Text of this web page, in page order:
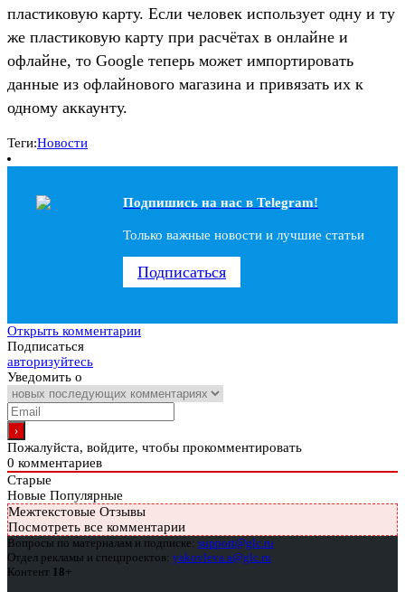
пластиковую карту. Если человек использует одну и ту
же пластиковую карту при расчётах в онлайне и
офлайне, то Google теперь может импортировать
данные из офлайнового магазина и привязать их к
одному аккаунту.
Теги:Новости
Подпишись на наc в Telegram!
Только важные новости и лучшие статьи
Подписаться
Открыть комментарии
Подписаться
авторизуйтесь
Уведомить о
Пожалуйста, войдите, чтобы прокомментировать
0 комментариев
Старые
Новые Популярные
Межтекстовые Отзывы
Посмотреть все комментарии
Вопросы по материалам и подписке: support@glc.ru
Отдел рекламы и спецпроектов: yakovleva.a@glc.ru
Контент 18+